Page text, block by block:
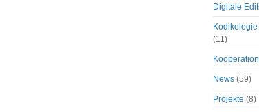
Digitale
(11)
News(59)
Projekte (8)